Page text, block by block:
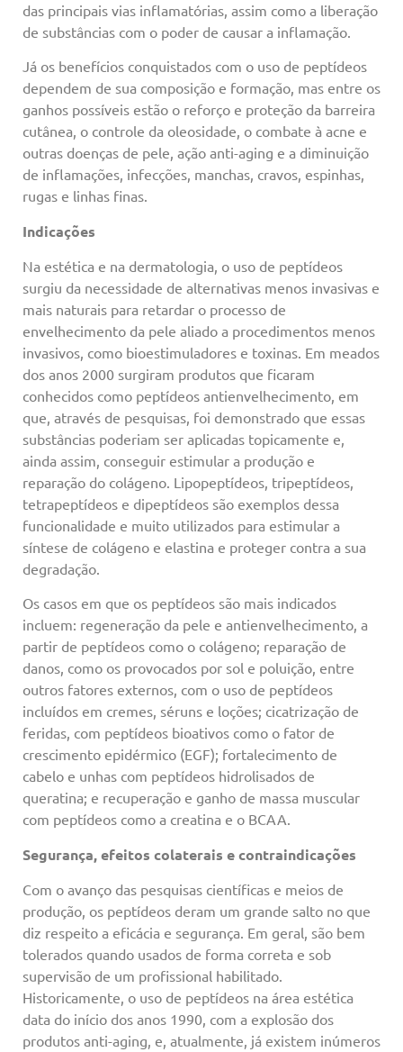
das principais vias inflamatórias, assim como a liberação
de substâncias com o poder de causar a inflamação.
Já os benefícios conquistados com o uso de peptídeos
dependem de sua composição e formação, mas entre os
ganhos possíveis estão o reforço e proteção da barreira
cutânea, o controle da oleosidade, o combate à acne e
outras doenças de pele, ação anti-aging e a diminuição
de inflamações, infecções, manchas, cravos, espinhas,
rugas e linhas finas.
Indicações
Na estética e na dermatologia, o uso de peptídeos
surgiu da necessidade de alternativas menos invasivas e
mais naturais para retardar o processo de
envelhecimento da pele aliado a procedimentos menos
invasivos, como bioestimuladores e toxinas. Em meados
dos anos 2000 surgiram produtos que ficaram
conhecidos como peptídeos antienvelhecimento, em
que, através de pesquisas, foi demonstrado que essas
substâncias poderiam ser aplicadas topicamente e,
ainda assim, conseguir estimular a produção e
reparação do colágeno. Lipopeptídeos, tripeptídeos,
tetrapeptídeos e dipeptídeos são exemplos dessa
funcionalidade e muito utilizados para estimular a
síntese de colágeno e elastina e proteger contra a sua
degradação.
Os casos em que os peptídeos são mais indicados
incluem: regeneração da pele e antienvelhecimento, a
partir de peptídeos como o colágeno; reparação de
danos, como os provocados por sol e poluição, entre
outros fatores externos, com o uso de peptídeos
incluídos em cremes, séruns e loções; cicatrização de
feridas, com peptídeos bioativos como o fator de
crescimento epidérmico (EGF); fortalecimento de
cabelo e unhas com peptídeos hidrolisados de
queratina; e recuperação e ganho de massa muscular
com peptídeos como a creatina e o BCAA.
Segurança, efeitos colaterais e contraindicações
Com o avanço das pesquisas científicas e meios de
produção, os peptídeos deram um grande salto no que
diz respeito a eficácia e segurança. Em geral, são bem
tolerados quando usados de forma correta e sob
supervisão de um profissional habilitado.
Historicamente, o uso de peptídeos na área estética
data do início dos anos 1990, com a explosão dos
produtos anti-aging, e, atualmente, já existem inúmeros